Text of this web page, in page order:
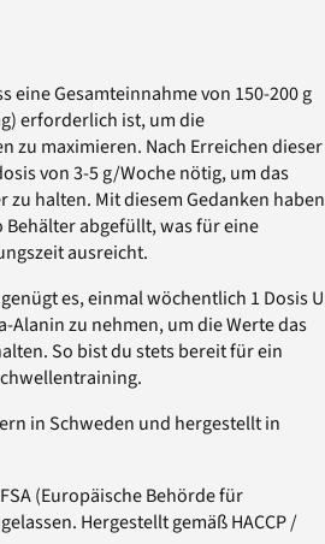
eine Gesamteinnahme von 150-200 g
erforderlich ist, um die
zu maximieren. Nach Erreichen dieser
von 3-5 g/Woche nötig, um das
zu halten. Mit diesem Gedanken haben
Behälter abgefüllt, was für eine
ausreicht.
es, einmal wöchentlich 1 Dosis U
Alanin zu nehmen, um die Werte das
So bist du stets bereit für ein
in Schweden und hergestellt in
(Europäische Behörde für
Hergestellt gemäß HACCP /